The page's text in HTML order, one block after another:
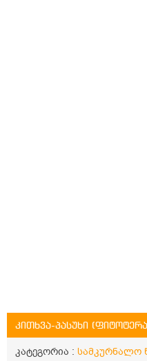
კითხვა-პასუხი
კატეგორია : სამკურნალო